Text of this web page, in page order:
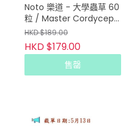
Noto 樂道 - 大學蟲草 60
粒 / Master Cordyceps
60 capsules(升級版)
HKD $189.00
HKD $179.00
售罄